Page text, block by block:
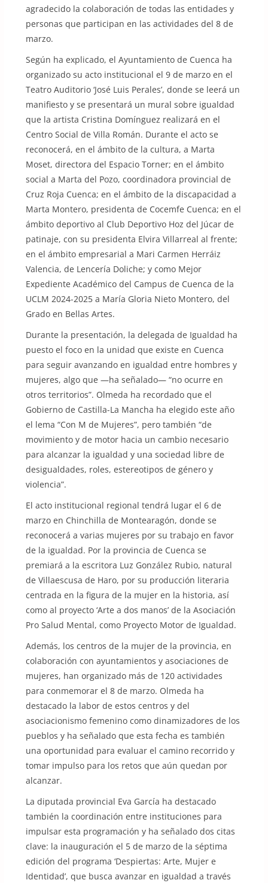
agradecido la colaboración de todas las entidades y
personas que participan en las actividades del 8 de
marzo.
Según ha explicado, el Ayuntamiento de Cuenca ha
organizado su acto institucional el 9 de marzo en el
Teatro Auditorio ‘José Luis Perales’, donde se leerá un
manifiesto y se presentará un mural sobre igualdad
que la artista Cristina Domínguez realizará en el
Centro Social de Villa Román. Durante el acto se
reconocerá, en el ámbito de la cultura, a Marta
Moset, directora del Espacio Torner; en el ámbito
social a Marta del Pozo, coordinadora provincial de
Cruz Roja Cuenca; en el ámbito de la discapacidad a
Marta Montero, presidenta de Cocemfe Cuenca; en el
ámbito deportivo al Club Deportivo Hoz del Júcar de
patinaje, con su presidenta Elvira Villarreal al frente;
en el ámbito empresarial a Mari Carmen Herráiz
Valencia, de Lencería Doliche; y como Mejor
Expediente Académico del Campus de Cuenca de la
UCLM 2024-2025 a María Gloria Nieto Montero, del
Grado en Bellas Artes.
Durante la presentación, la delegada de Igualdad ha
puesto el foco en la unidad que existe en Cuenca
para seguir avanzando en igualdad entre hombres y
mujeres, algo que —ha señalado— “no ocurre en
otros territorios”. Olmeda ha recordado que el
Gobierno de Castilla-La Mancha ha elegido este año
el lema “Con M de Mujeres”, pero también “de
movimiento y de motor hacia un cambio necesario
para alcanzar la igualdad y una sociedad libre de
desigualdades, roles, estereotipos de género y
violencia”.
El acto institucional regional tendrá lugar el 6 de
marzo en Chinchilla de Montearagón, donde se
reconocerá a varias mujeres por su trabajo en favor
de la igualdad. Por la provincia de Cuenca se
premiará a la escritora Luz González Rubio, natural
de Villaescusa de Haro, por su producción literaria
centrada en la figura de la mujer en la historia, así
como al proyecto ‘Arte a dos manos’ de la Asociación
Pro Salud Mental, como Proyecto Motor de Igualdad.
Además, los centros de la mujer de la provincia, en
colaboración con ayuntamientos y asociaciones de
mujeres, han organizado más de 120 actividades
para conmemorar el 8 de marzo. Olmeda ha
destacado la labor de estos centros y del
asociacionismo femenino como dinamizadores de los
pueblos y ha señalado que esta fecha es también
una oportunidad para evaluar el camino recorrido y
tomar impulso para los retos que aún quedan por
alcanzar.
La diputada provincial Eva García ha destacado
también la coordinación entre instituciones para
impulsar esta programación y ha señalado dos citas
clave: la inauguración el 5 de marzo de la séptima
edición del programa ‘Despiertas: Arte, Mujer e
Identidad’, que busca avanzar en igualdad a través